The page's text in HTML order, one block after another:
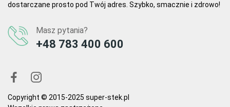
dostarczane prosto pod Twój adres. Szybko, smacznie i zdrowo!
Masz pytania?
+48 783 400 600
Copyright © 2015-2025 super-stek.pl